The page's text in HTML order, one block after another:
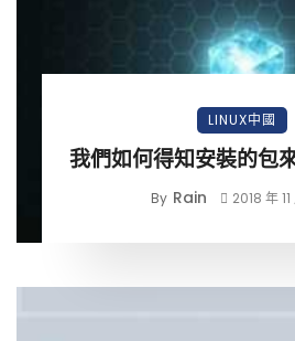
LINUX中國
我們如何得知安裝的包
By Rain 2018 年